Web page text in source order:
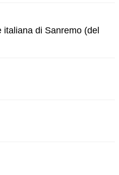
di Sanremo (del